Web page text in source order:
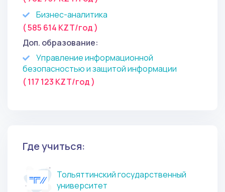
Бизнес-аналитика
( 585 614 KZT/год )
Доп. образование:
Управление информационной
безопасностью и защитой информации
( 117 123 KZT/год )
Где учиться:
Тольяттинский государственный
университет